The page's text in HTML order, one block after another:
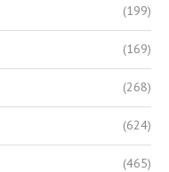
(199)
(169)
(268)
(624)
(465)